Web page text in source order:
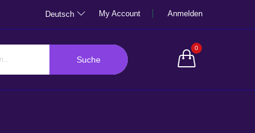
Deutsch My Account Anmelden
0
Suche